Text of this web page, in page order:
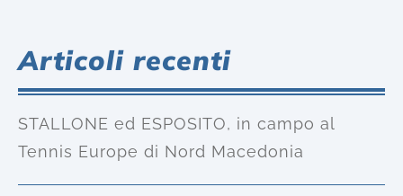
Articoli recenti
STALLONE ed ESPOSITO, in campo al
Tennis Europe di Nord Macedonia